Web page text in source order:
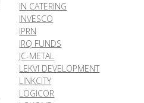
IN CATERING
INVESCO
IPRN
IRQ FUNDS
JC-METAL
LEKVI DEVELOPMENT
LINKCITY
LOGICOR